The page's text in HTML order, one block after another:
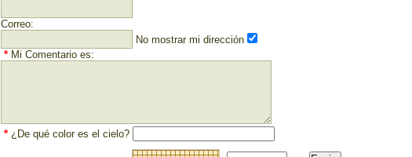
Correo:
No mostrar mi dirección
* Mi Comentario es:
* ¿De qué color es el cielo?